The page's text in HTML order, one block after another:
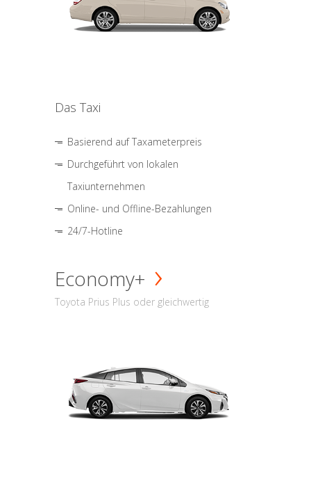
Das Taxi
Basierend auf Taxameterpreis
Durchgeführt von lokalen
Taxiunternehmen
Online- und Offline-Bezahlungen
24/7-Hotline
Economy+
Toyota Prius Plus oder gleichwertig